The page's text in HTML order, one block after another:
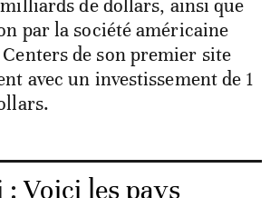
de dollars, ainsi que
par la société américaine
Centers de son premier site
avec un investissement de 1
:Voici les pays